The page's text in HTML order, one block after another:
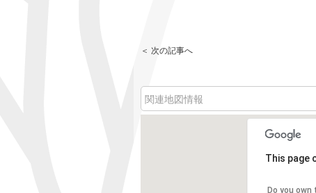
＜ 次の記事へ
関連地図情報
This page
Do you